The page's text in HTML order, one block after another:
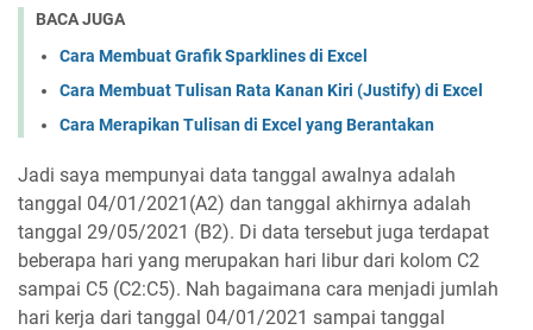
BACA JUGA
Cara Membuat Grafik Sparklines di Excel
Cara Membuat Tulisan Rata Kanan Kiri (Justify) di Excel
Cara Merapikan Tulisan di Excel yang Berantakan
Jadi saya mempunyai data tanggal awalnya adalah
tanggal 04/01/2021(A2) dan tanggal akhirnya adalah
tanggal 29/05/2021 (B2). Di data tersebut juga terdapat
beberapa hari yang merupakan hari libur dari kolom C2
sampai C5 (C2:C5). Nah bagaimana cara menjadi jumlah
hari kerja dari tanggal 04/01/2021 sampai tanggal